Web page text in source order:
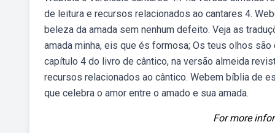
de leitura e recursos relacionados ao cantares 4.
beleza da amada sem nenhum defeito. Veja as
amada minha, eis que és formosa; Os teus olhos
capítulo 4 do livro de cântico, na versão almeida
recursos relacionados ao cântico. Webem bíblia de
que celebra o amor entre o amado e sua amada.
For more